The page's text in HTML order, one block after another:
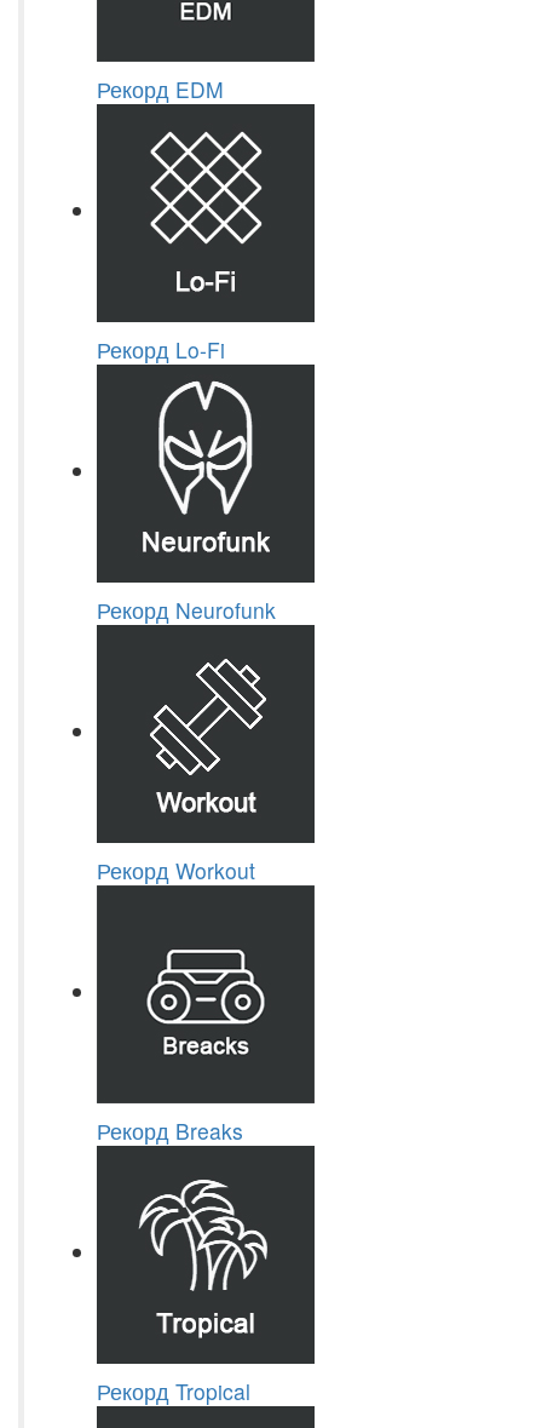
Рекорд EDM
Рекорд Lo-Fi
Рекорд Neurofunk
Рекорд Workout
Рекорд Breaks
Рекорд Tropical